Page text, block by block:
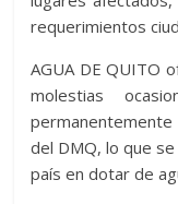
requerimientos
AGUA DE QUITO
molestias
del DMQ, lo que
país en dotar de